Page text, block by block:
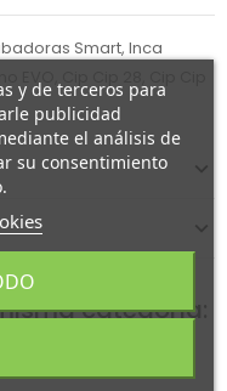
Smart, Inca
Cip Cip 28, Cip Cip
categoría:
y de terceros para
publicidad
el análisis de
su consentimiento